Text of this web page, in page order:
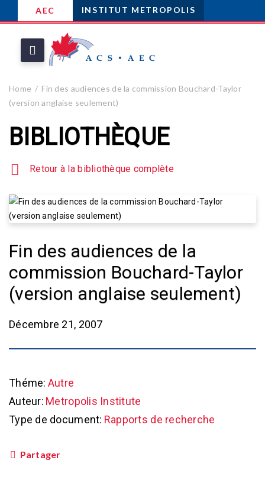
AEC INSTITUT METROPOLIS
Home
Fin des audiences de la commission Bouchard-Taylor
(version anglaise seulement)
BIBLIOTHÈQUE
Retour à la bibliothèque complète
Fin des audiences de la
commission Bouchard-Taylor
(version anglaise seulement)
Décembre 21, 2007
Théme: Autre
Auteur: Metropolis Institute
Type de document: Rapports de recherche
Partager